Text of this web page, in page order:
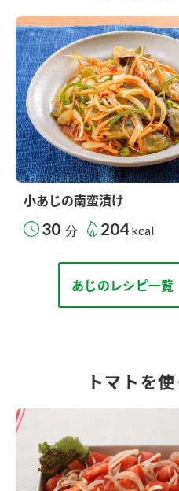
小あじの南蛮漬け
30 分 204 kcal
あじのレシピ一覧
トマトを